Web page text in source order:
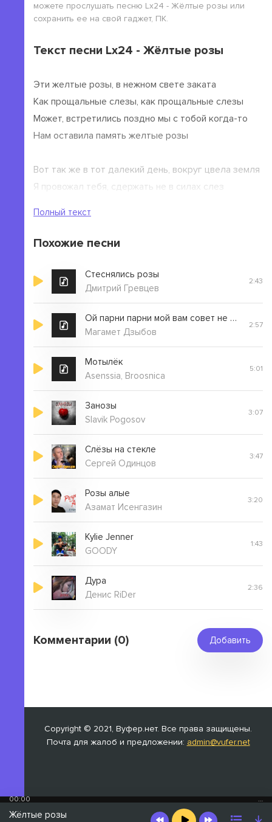
можете прослушать песню Lx24 - Жёлтые розы или
сохранить ее на свой гаджет, ПК.
Текст песни Lx24 - Жёлтые розы
Эти желтые розы, в нежном свете заката
Как прощальные слезы, как прощальные слезы
Может, встретились поздно мы с тобой когда-то
Нам оставила память желтые розы
Вот так же в тот далекий день, вокруг цвела земля
Я провожал тебя, сдержать не в силах слез
Ты увезла с собой привет прощальный мой
Полный текст
Похожие песни
Стеснялись розы
Дмитрий Гревцев
2:43
Ой парни парни мой вам совет не рвите розу в 17 лет
Магамет Дзыбов
2:57
Мотылёк
Asenssia, Broosnica
5:01
Занозы
Slavik Pogosov
3:07
Слёзы на стекле
Сергей Одинцов
3:47
Розы алые
Азамат Исенгазин
3:20
Kylie Jenner
GOODY
1:43
Дура
Денис RiDer
2:36
Комментарии (0) Добавить
Copyright © 2021, Вуфер.нет. Все права защищены.
Почта для жалоб и предложении: admin@vufer.net
Жёлтые розы
00:00 …